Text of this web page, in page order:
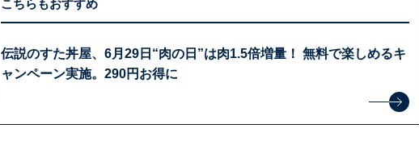
こちらもおすすめ
伝説のすた丼屋、6月29日“肉の日”は肉1.5倍増量！ 無料で楽しめるキ
ャンペーン実施。290円お得に